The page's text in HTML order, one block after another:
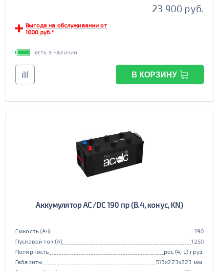
23 900 руб.
Выгода на обслуживании от
1000 руб.*
есть в наличии
В КОРЗИНУ
Аккумулятор AC/DC 190 пр (B.4, конус, KN)
Емкость (Ач)
190
Пусковой ток (А)
1250
Полярность
рос (4, L) груз.
Габариты
513x223x223 мм.